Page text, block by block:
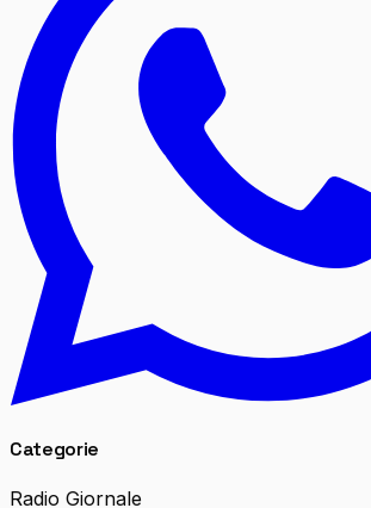
Categorie
Radio Giornale